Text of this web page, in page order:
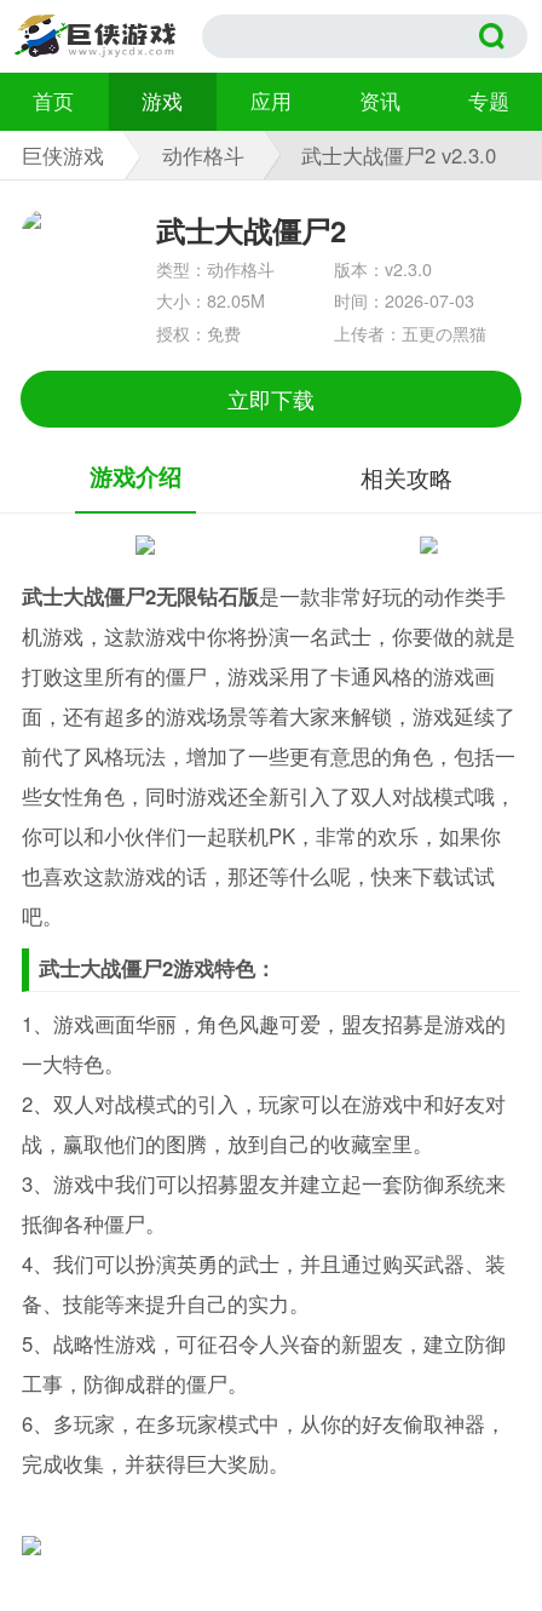
首页 游戏 应用 资讯
专题
巨侠游戏
动作格斗 武士大战僵尸2 v2.3.0
武士大战僵尸2
类型：动作格斗
版本：v2.3.0
大小：82.05M
时间：2026-07-03
授权：免费
上传者：五更の黑猫
立即下载
游戏介绍 相关攻略
武士大战僵尸2无限钻石版是一款非常好玩的动作类手
机游戏，这款游戏中你将扮演一名武士，你要做的就是
打败这里所有的僵尸，游戏采用了卡通风格的游戏画
面，还有超多的游戏场景等着大家来解锁，游戏延续了
前代了风格玩法，增加了一些更有意思的角色，包括一
些女性角色，同时游戏还全新引入了双人对战模式哦，
你可以和小伙伴们一起联机PK，非常的欢乐，如果你
也喜欢这款游戏的话，那还等什么呢，快来下载试试
吧。
武士大战僵尸2游戏特色：
1、游戏画面华丽，角色风趣可爱，盟友招募是游戏的
一大特色。
2、双人对战模式的引入，玩家可以在游戏中和好友对
战，赢取他们的图腾，放到自己的收藏室里。
3、游戏中我们可以招募盟友并建立起一套防御系统来
抵御各种僵尸。
4、我们可以扮演英勇的武士，并且通过购买武器、装
备、技能等来提升自己的实力。
5、战略性游戏，可征召令人兴奋的新盟友，建立防御
工事，防御成群的僵尸。
6、多玩家，在多玩家模式中，从你的好友偷取神器，
完成收集，并获得巨大奖励。